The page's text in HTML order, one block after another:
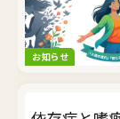
お知らせ